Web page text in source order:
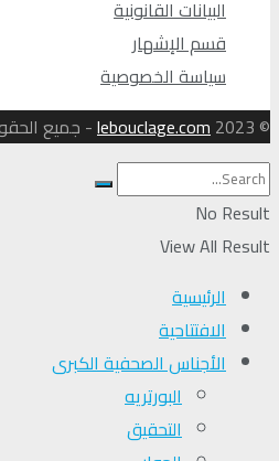
البيانات القانونية
قسم الإشهار
سياسة الخصوصية
© 2023
lebouclage.com- جميع
No Result
View All Result
الرئيسية
الافتتاحية
الأجناس الصحفية الكبرى
البورتريه
التحقیق